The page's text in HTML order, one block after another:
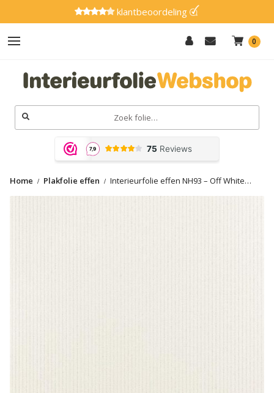
klantbeoordeling
0
Zoeken
naar:
Hout
Effen
Marmer
Glitter
Advies
Home Plakfolie effen
Interieurfolie effen NH93 – Off White
Stripes